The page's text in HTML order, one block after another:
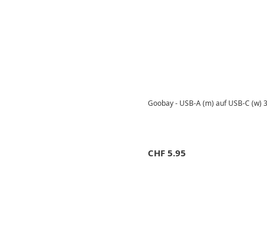
Goobay - USB-A (m) auf USB-C
CHF 5.95